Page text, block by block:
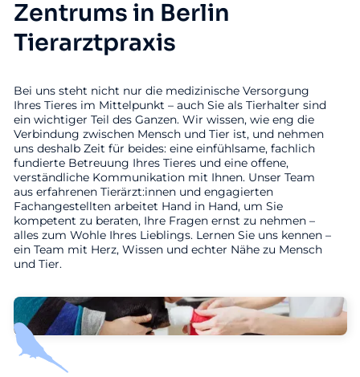
Zentrums in Berlin
Tierarztpraxis
Bei uns steht nicht nur die medizinische Versorgung
Ihres Tieres im Mittelpunkt – auch Sie als Tierhalter sind
ein wichtiger Teil des Ganzen. Wir wissen, wie eng die
Verbindung zwischen Mensch und Tier ist, und nehmen
uns deshalb Zeit für beides: eine einfühlsame, fachlich
fundierte Betreuung Ihres Tieres und eine offene,
verständliche Kommunikation mit Ihnen. Unser Team
aus erfahrenen Tierärzt:innen und engagierten
Fachangestellten arbeitet Hand in Hand, um Sie
kompetent zu beraten, Ihre Fragen ernst zu nehmen –
alles zum Wohle Ihres Lieblings. Lernen Sie uns kennen –
ein Team mit Herz, Wissen und echter Nähe zu Mensch
und Tier.